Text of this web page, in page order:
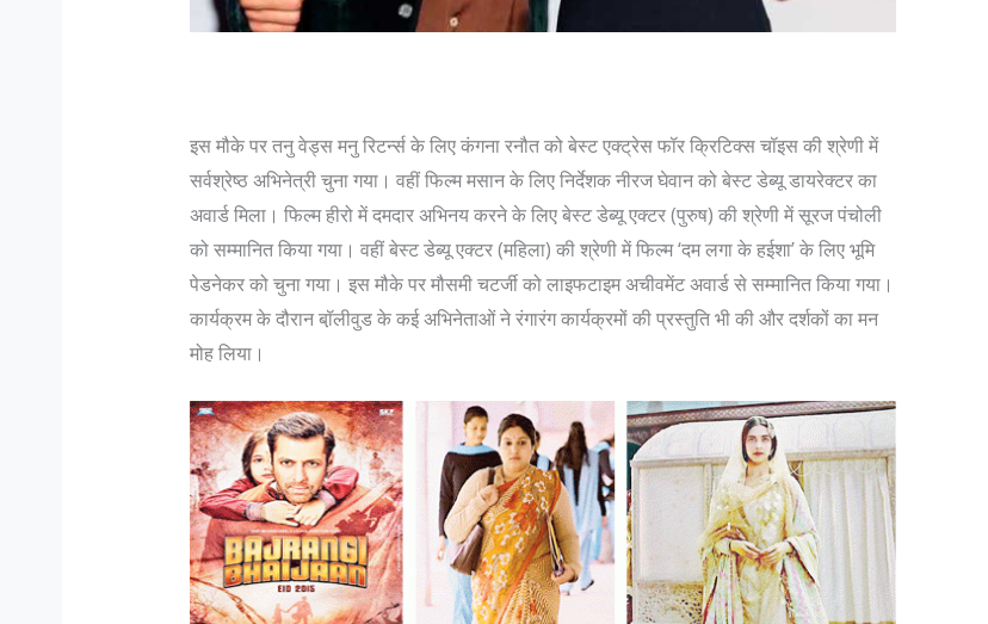
इस मौके पर तनु वेड्स मनु रिटर्न्स के लिए कंगना रनौत को बेस्ट एक्ट्रेस फॉर क्रिटिक्स चॉइस की श्रेणी में
सर्वश्रेष्ठ अभिनेत्री चुना गया। वहीं फिल्म मसान के लिए निर्देशक नीरज घेवान को बेस्ट डेब्यू डायरेक्टर का
अवार्ड मिला। फिल्म हीरो में दमदार अभिनय करने के लिए बेस्ट डेब्यू एक्टर (पुरुष) की श्रेणी में सूरज पंचोली
को सम्मानित किया गया। वहीं बेस्ट डेब्यू एक्टर (महिला) की श्रेणी में फिल्म ‘दम लगा के हईशा’ के लिए भूमि
पेडनेकर को चुना गया। इस मौके पर मौसमी चटर्जी को लाइफटाइम अचीवमेंट अवार्ड से सम्मानित किया गया।
कार्यक्रम के दौरान बॉ़लीवुड के कई अभिनेताओं ने रंगारंग कार्यक्रमों की प्रस्तुति भी की और दर्शकों का मन
मोह लिया।